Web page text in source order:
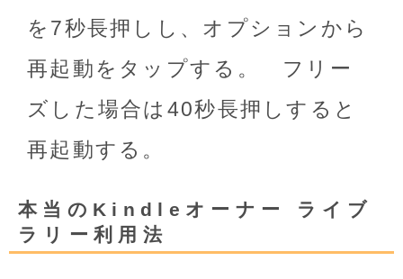
を7秒長押しし、オプションから
再起動をタップする。 フリー
ズした場合は40秒長押しすると
再起動する。
本当のKindleオーナー ライブ
ラリー利用法